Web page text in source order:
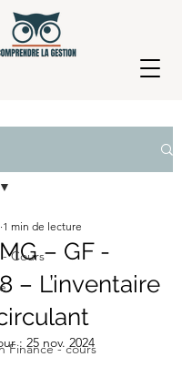
Cours
Finance - cours
– GF -
– L’inventaire
1 min de lecture
: 25 nov. 2024